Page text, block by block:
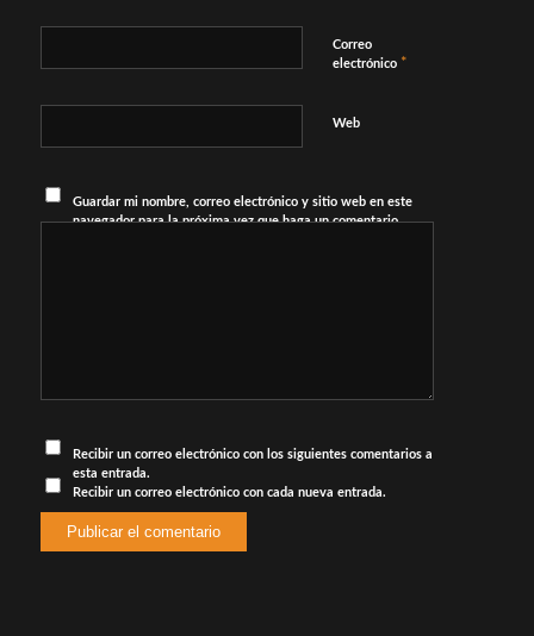
Correo
electrónico *
Web
Guardar mi nombre, correo electrónico y sitio web en este
navegador para la próxima vez que haga un comentario.
Recibir un correo electrónico con los siguientes comentarios a
esta entrada.
Recibir un correo electrónico con cada nueva entrada.